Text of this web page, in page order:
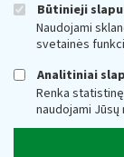
Būtinieji
Naudojami
svetainės
Analitiniai
Renka
naudojami